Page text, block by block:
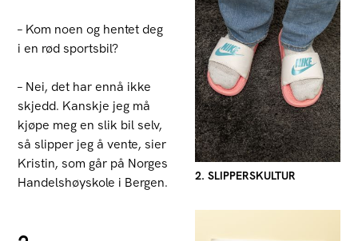
2. SLIPPERSKULTUR
– Kom noen og hentet deg
i en rød sportsbil?
– Nei, det har ennå ikke
skjedd. Kanskje jeg må
kjøpe meg en slik bil selv,
så slipper jeg å vente, sier
Kristin, som går på Norges
Handelshøyskole i Bergen.